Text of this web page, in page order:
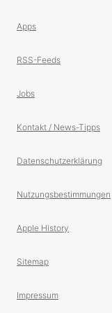
Apps
RSS-Feeds
Jobs
Kontakt / News-Tipps
Datenschutzerklärung
Nutzungsbestimmungen
Apple History
Sitemap
Impressum